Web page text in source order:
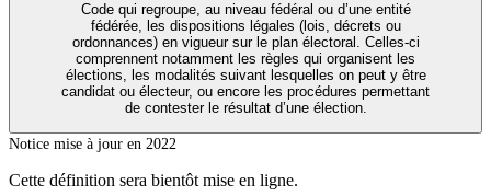
Code qui regroupe, au niveau fédéral ou d’une entité
fédérée, les dispositions légales (lois, décrets ou
ordonnances) en vigueur sur le plan électoral. Celles-ci
comprennent notamment les règles qui organisent les
élections, les modalités suivant lesquelles on peut y être
candidat ou électeur, ou encore les procédures permettant
de contester le résultat d’une élection.
Notice mise à jour en 2022
Cette définition sera bientôt mise en ligne.